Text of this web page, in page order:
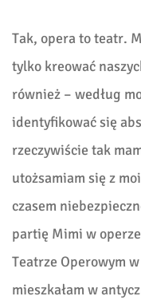
Tak, opera to teatr.
tylko kreować
również – według
identyfikować się
rzeczywiście tak
utożsamiam się z
czasem
partię Mimi w
Teatrze Operowym
mieszkałam w